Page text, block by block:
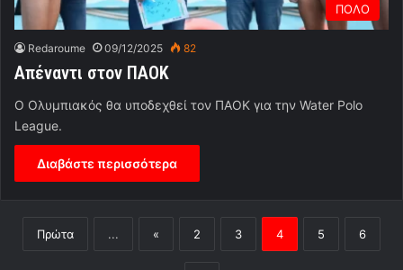
ΠΟΛΟ
Redaroume 09/12/2025 82
Απέναντι στον ΠΑΟΚ
Ο Ολυμπιακός θα υποδεχθεί τον ΠΑΟΚ για την Water Polo
League.
Διαβάστε περισσότερα
Πρώτα ... « 2 3 4 5 6